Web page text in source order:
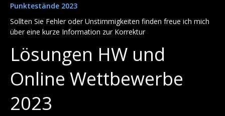
Punktestände 2023
Sollten Sie Fehler oder Unstimmigkeiten finden freue ich mich
über eine kurze Information zur Korrektur
Lösungen HW und
Online Wettbewerbe
2023